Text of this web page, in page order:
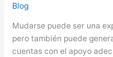
Blog
Mudarse puede ser una
pero también puede
cuentas con el apoyo